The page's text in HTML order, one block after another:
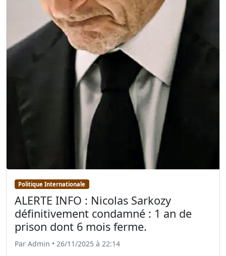
Politique Internationale
ALERTE INFO : Nicolas Sarkozy
définitivement condamné : 1 an de
prison dont 6 mois ferme.
Par Admin • 26/11/2025 à 22:14